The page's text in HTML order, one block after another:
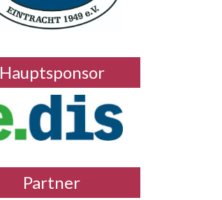
Hauptsponsor
Partner